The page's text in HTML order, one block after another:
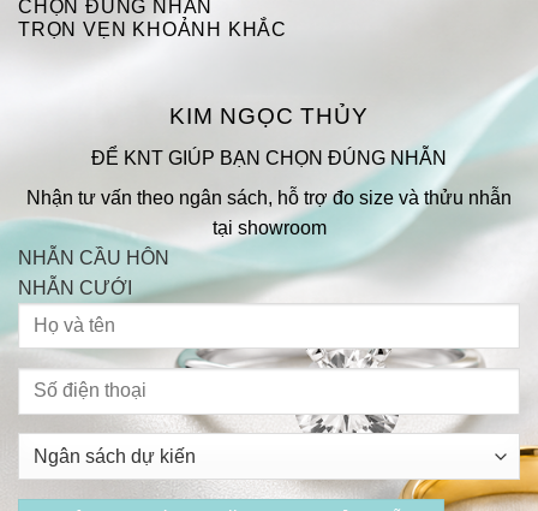
CHỌN ĐÚNG NHẪN
TRỌN VẸN KHOẢNH KHẮC
KIM NGỌC THỦY
ĐỂ KNT GIÚP BẠN CHỌN ĐÚNG NHẪN
Nhận tư vấn theo ngân sách, hỗ trợ đo size và thửu nhẫn
tại showroom
NHẪN CẦU HÔN
NHẪN CƯỚI